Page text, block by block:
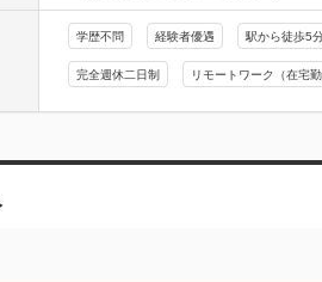
学歴不問 経験者優遇 駅から徒歩5
完全週休二日制 リモートワーク（在宅